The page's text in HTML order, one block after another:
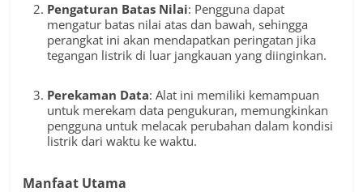
Pengaturan Batas Nilai: Pengguna dapat
mengatur batas nilai atas dan bawah, sehingga
perangkat ini akan mendapatkan peringatan jika
tegangan listrik di luar jangkauan yang diinginkan.
Perekaman Data: Alat ini memiliki kemampuan
untuk merekam data pengukuran, memungkinkan
pengguna untuk melacak perubahan dalam kondisi
listrik dari waktu ke waktu.
Manfaat Utama